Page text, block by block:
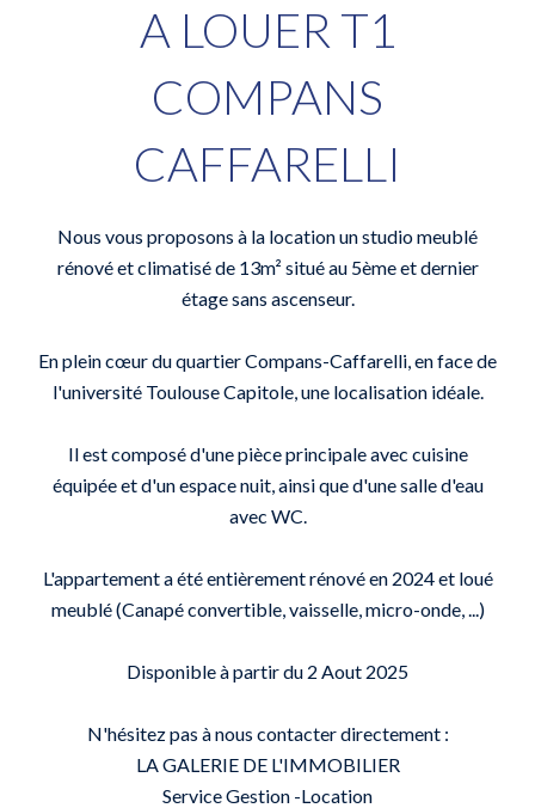
A LOUER T1
COMPANS
CAFFARELLI
Nous vous proposons à la location un studio meublé
rénové et climatisé de 13m² situé au 5ème et dernier
étage sans ascenseur.
En plein cœur du quartier Compans-Caffarelli, en face de
l'université Toulouse Capitole, une localisation idéale.
Il est composé d'une pièce principale avec cuisine
équipée et d'un espace nuit, ainsi que d'une salle d'eau
avec WC.
L'appartement a été entièrement rénové en 2024 et loué
meublé (Canapé convertible, vaisselle, micro-onde, ...)
Disponible à partir du 2 Aout 2025
N'hésitez pas à nous contacter directement :
LA GALERIE DE L'IMMOBILIER
Service Gestion -Location